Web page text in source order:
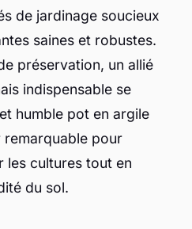
de jardinage soucieux
saines et robustes.
préservation, un allié
indispensable se
humble pot en argile
pour
les cultures tout en
du sol.